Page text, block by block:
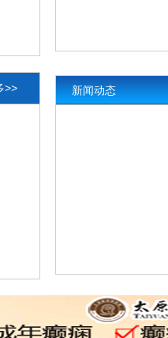
>> 新闻动态